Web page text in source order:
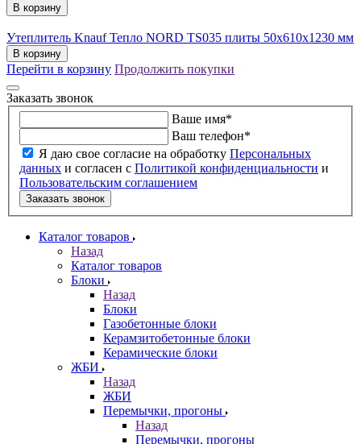
В корзину
Утеплитель Knauf Тепло NORD TS035 плиты 50х610х1230 мм
В корзину
Перейти в корзину Продолжить покупки
Заказать звонок
Ваше имя*
Ваш телефон*
Я даю свое согласие на обработку Персональных
данных и согласен с Политикой конфиденциальности и
Пользовательским соглашением
Заказать звонок
Каталог товаров
Назад
Каталог товаров
Блоки
Назад
Блоки
Газобетонные блоки
Керамзитобетонные блоки
Керамические блоки
ЖБИ
Назад
ЖБИ
Перемычки, прогоны
Назад
Перемычки, прогоны